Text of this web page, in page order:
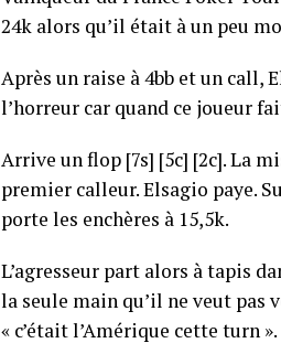
24k alors qu’il était à un peu
Après un raise à 4bb et un call,
l’horreur car quand ce joueur
Arrive un flop [7s] [5c] [2c]. La
premier calleur. Elsagio paye.
porte les enchères à 15,5k.
L’agresseur part alors à tapis
la seule main qu’il ne veut pas
« c’était l’Amérique cette turn ».